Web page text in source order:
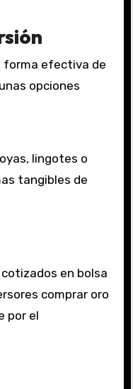
forma efectiva de
opciones
lingotes o
tangibles de
en bolsa
comprar oro
por el